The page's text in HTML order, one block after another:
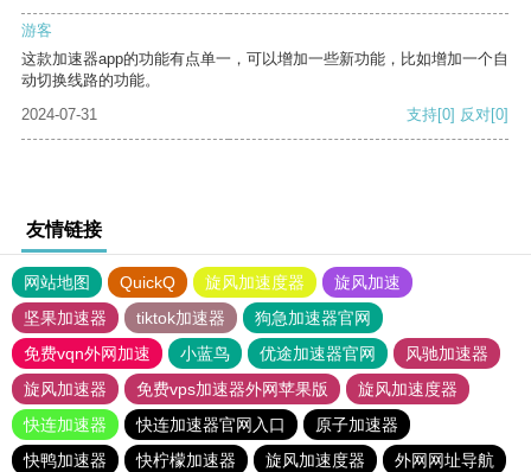
游客
这款加速器app的功能有点单一，可以增加一些新功能，比如增加一个自
动切换线路的功能。
2024-07-31
支持[0] 反对[0]
友情链接
网站地图 QuickQ 旋风加速度器
旋风加速
坚果加速器
tiktok加速器
狗急加速器官网
免费vqn外网加速
小蓝鸟 优途加速器官网
风驰加速器
旋风加速器
免费vps加速器外网苹果版
旋风加速度器
快连加速器
快连加速器官网入口
原子加速器
快鸭加速器
快柠檬加速器 旋风加速度器
外网网址导航